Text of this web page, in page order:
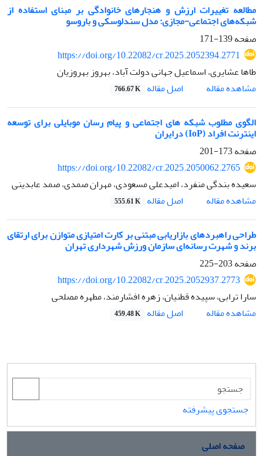
مطالعه تغییرات ارزش و هنجارهای خانوادگی بر مبنای استفاده از
شبکه‌های اجتماعی-مجازی: مدل سندلوسکی و باروسو
صفحه139-171
https://doi.org/10.22082/cr.2025.2052394.2771
طاها عشایری، اسماعیل جهانی دولت آباد، بهروز بهروزیان
مشاهده مقاله
اصل مقاله 766.67 K
الگوی مطلوب شبکه های اجتماعی و پیام رسان موبایلی برای توسعه
اینترنت افراد (IoP) درایران
صفحه173-201
https://doi.org/10.22082/cr.2025.2050062.2765
سعیده بندگی منفرد، امیدعلی مسعودی، مهران صمدی، صمد عابدینی
مشاهده مقاله
اصل مقاله 555.61 K
طراحی راهبردهای بازاریابی مبتنی بر کارت امتیازی متوازن برای ارتقای
برند و شهرت رسانه‌ای سازمان ورزش شهرداری تهران
صفحه203-225
https://doi.org/10.22082/cr.2025.2052937.2773
سارا ترابی، سپیده قطنیان، زهره افشارمند، مطهره مصلحی
مشاهده مقاله
اصل مقاله 459.48 K
جستجوی پیشرفته
صفحه اصلی